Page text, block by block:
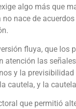
algo más que
nace de
fluya, que los
atención las
y la previsibilidad
cautela, y la
que permitió